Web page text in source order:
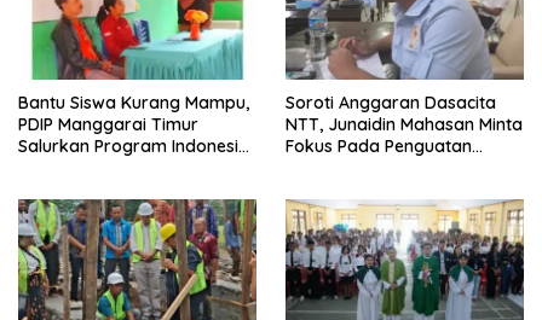
Bantu Siswa Kurang Mampu,
PDIP Manggarai Timur
Salurkan Program Indonesia
Soroti Anggaran Dasacita
NTT, Junaidin Mahasan Minta
Fokus Pada Penguatan